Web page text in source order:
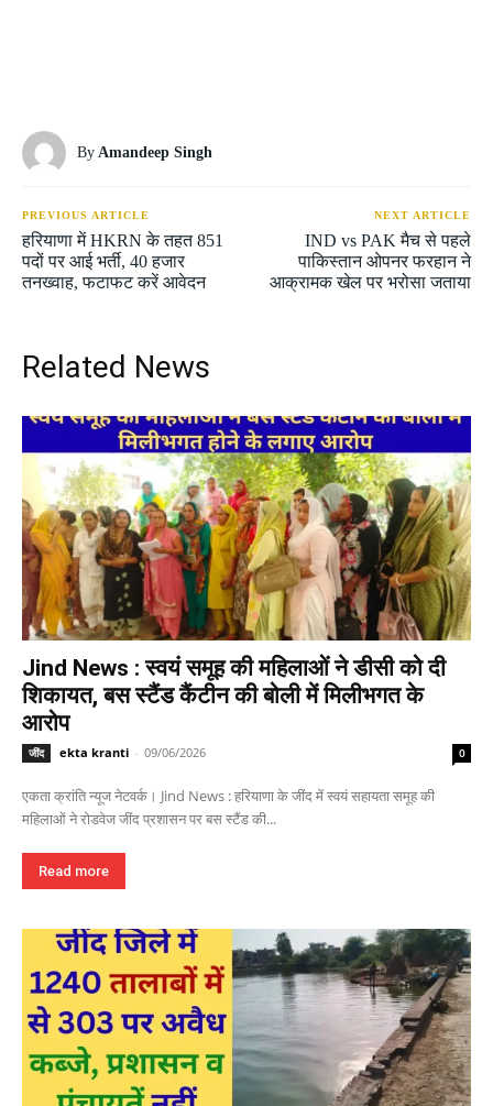
By Amandeep Singh
PREVIOUS ARTICLE
हरियाणा में HKRN के तहत 851
पदों पर आई भर्ती, 40 हजार
तनख्वाह, फटाफट करें आवेदन
NEXT ARTICLE
IND vs PAK मैच से पहले
पाकिस्तान ओपनर फरहान ने
आक्रामक खेल पर भरोसा जताया
Related News
Jind News : स्वयं समूह की महिलाओं ने डीसी को दी
शिकायत, बस स्टैंड कैंटीन की बोली में मिलीभगत के
आरोप
जींद ekta kranti - 09/06/2026 0
एकता क्रांति न्यूज नेटवर्क। Jind News : हरियाणा के जींद में स्वयं सहायता समूह की
महिलाओं ने रोडवेज जींद प्रशासन पर बस स्टैंड की...
Read more